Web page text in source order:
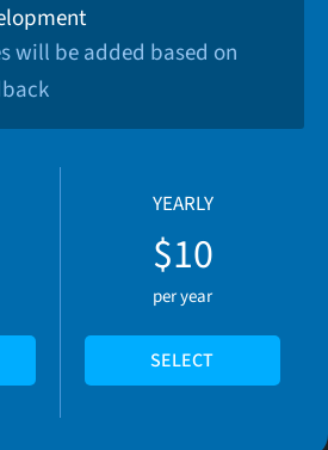
will be added based on
YEARLY
$10
per year
SELECT